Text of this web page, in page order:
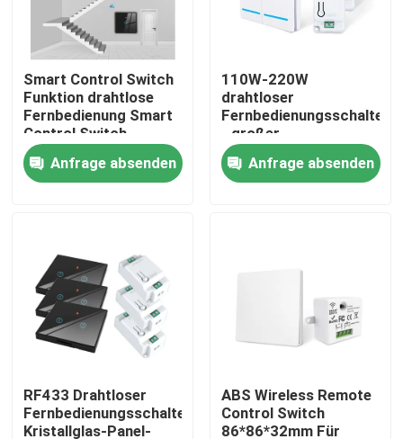
Über uns
Fabrik-Ausflug
Qualitätskontrolle
Fordern Sie ein Zitat
Intelligenter Schalter Homekit
Zigbee Smart Switch
Smart Control Switch
Funktion drahtlose
Fernbedienung Smart
Control Switch
Funktion
Anfrage absenden
110W-220W
drahtloser
Fernbedienungsschalter
- großer
Temperaturbereich
für verschiedene
Anwendungen
Anfrage absenden
RF433 Drahtloser
Fernbedienungsschalter
Kristallglas-Panel-
ABS Wireless Remote
Control Switch
86*86*32mm Für